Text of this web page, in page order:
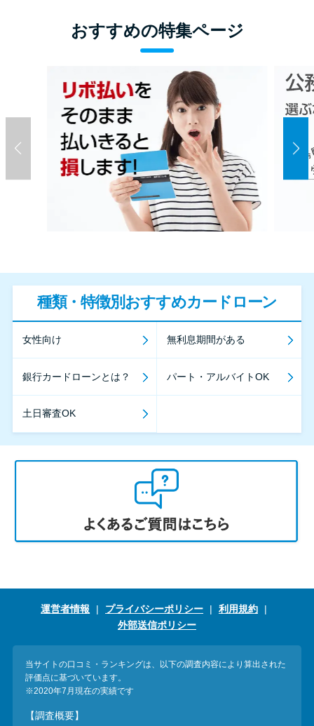
おすすめの特集ページ
種類・特徴別おすすめカードローン
女性向け 無利息期間がある
銀行カードローンとは？ パート・アルバイトOK
土日審査OK
運営者情報 プライバシーポリシー
利用規約
外部送信ポリシー
当サイトの口コミ・ランキングは、以下の調査内容により算出された
評価点に基づいています。
※2020年7月現在の実績です
【調査概要】